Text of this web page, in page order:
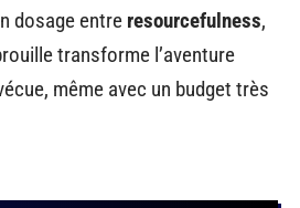
dosage entre resourcefulness,
transforme l’aventure
même avec un budget très